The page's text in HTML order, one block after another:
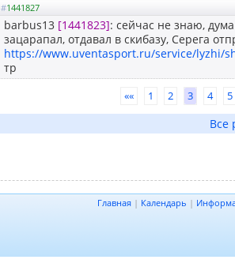
#1441827
barbus13 [1441823]: сейчас не знаю,
зацарапал, отдавал в скибазу, Серега
https://www.uventasport.ru/service/lyzhi/
тр
«« 1 2 3 4 5
Все
Главная | Календарь |